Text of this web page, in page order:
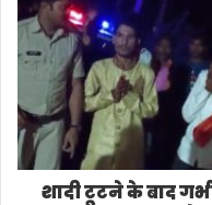
शादी टूटने के बाद